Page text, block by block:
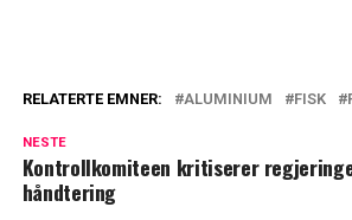
RELATERTE EMNER: ALUMINIUM FISK
NESTE
Kontrollkomiteen kritiserer
håndtering